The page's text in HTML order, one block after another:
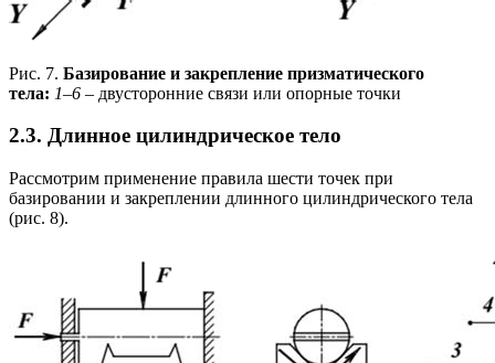
Рис. 7. Базирование и закрепление призматического
тела: 1–6 – двусторонние связи или опорные точки
2.3. Длинное цилиндрическое тело
Рассмотрим применение правила шести точек при
базировании и закреплении длинного цилиндрического тела
(рис. 8).